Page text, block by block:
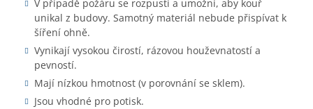
V případě požáru se rozpustí a umožní, aby kouř
unikal z budovy. Samotný materiál nebude přispívat k
šíření ohně.
Vynikají vysokou čirostí, rázovou houževnatostí a
pevností.
Mají nízkou hmotnost (v porovnání se sklem).
Jsou vhodné pro potisk.